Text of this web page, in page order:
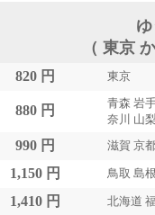
（ 東京
820 円 東京
880 円
青森 岩
奈川 山
990 円 滋賀 京
1,150 円 鳥取 島
1,410 円 北海道